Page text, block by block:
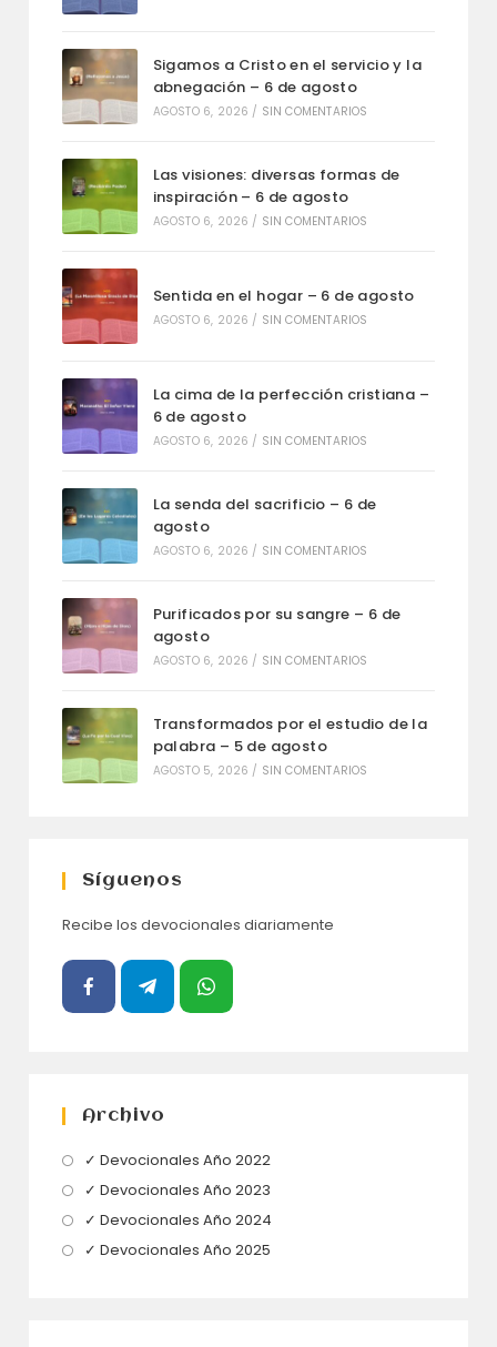
Sigamos a Cristo en el servicio y la
abnegación – 6 de agosto
AGOSTO 6, 2026 / SIN COMENTARIOS
Las visiones: diversas formas de
inspiración – 6 de agosto
AGOSTO 6, 2026 / SIN COMENTARIOS
Sentida en el hogar – 6 de agosto
AGOSTO 6, 2026 / SIN COMENTARIOS
La cima de la perfección cristiana –
6 de agosto
AGOSTO 6, 2026 / SIN COMENTARIOS
La senda del sacrificio – 6 de
agosto
AGOSTO 6, 2026 / SIN COMENTARIOS
Purificados por su sangre – 6 de
agosto
AGOSTO 6, 2026 / SIN COMENTARIOS
Transformados por el estudio de la
palabra – 5 de agosto
AGOSTO 5, 2026 / SIN COMENTARIOS
Síguenos
Recibe los devocionales diariamente
Archivo
✓ Devocionales Año 2022Se
✓ Devocionales Año 2023
abre
✓ Devocionales Año 2024
✓ Devocionales Año 2025